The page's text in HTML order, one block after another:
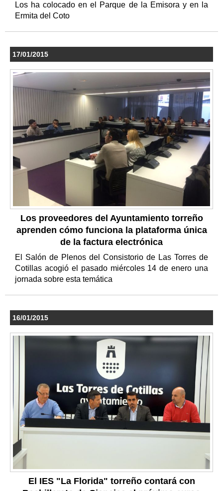
Los ha colocado en el Parque de la Emisora y en la
Ermita del Coto
17/01/2015
Los proveedores del Ayuntamiento torreño
aprenden cómo funciona la plataforma única
de la factura electrónica
El Salón de Plenos del Consistorio de Las Torres de
Cotillas acogió el pasado miércoles 14 de enero una
jornada sobre esta temática
16/01/2015
El IES "La Florida" torreño contará con